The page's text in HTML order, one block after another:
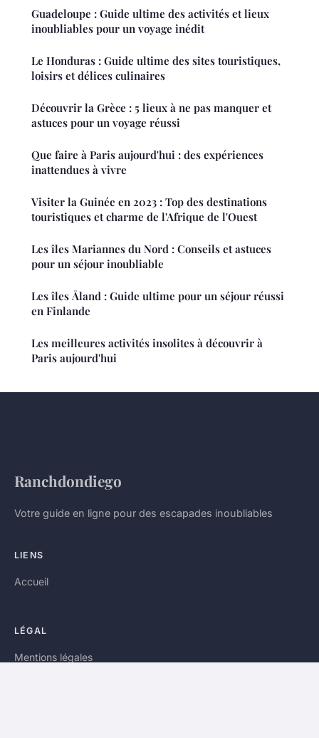
Guadeloupe : Guide ultime des activités et lieux
inoubliables pour un voyage inédit
Le Honduras : Guide ultime des sites touristiques,
loisirs et délices culinaires
Découvrir la Grèce : 5 lieux à ne pas manquer et
astuces pour un voyage réussi
Que faire à Paris aujourd'hui : des expériences
inattendues à vivre
Visiter la Guinée en 2023 : Top des destinations
touristiques et charme de l'Afrique de l'Ouest
Les îles Mariannes du Nord : Conseils et astuces
pour un séjour inoubliable
Les îles Åland : Guide ultime pour un séjour réussi
en Finlande
Les meilleures activités insolites à découvrir à
Paris aujourd'hui
Ranchdondiego
Votre guide en ligne pour des escapades inoubliables
LIENS
Accueil
LÉGAL
Mentions légales